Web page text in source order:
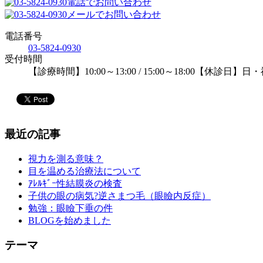
電話でお問い合わせ
メールでお問い合わせ
電話番号
03-5824-0930
受付時間
【診療時間】10:00～13:00 / 15:00～18:00【休診日】日
最近の記事
視力を測る意味？
目を温める治療法について
ｱﾚﾙｷﾞｰ性結膜炎の検査
子供の眼の病気?逆さまつ毛（眼瞼内反症）
勉強：眼瞼下垂の件
BLOGを始めました
テーマ